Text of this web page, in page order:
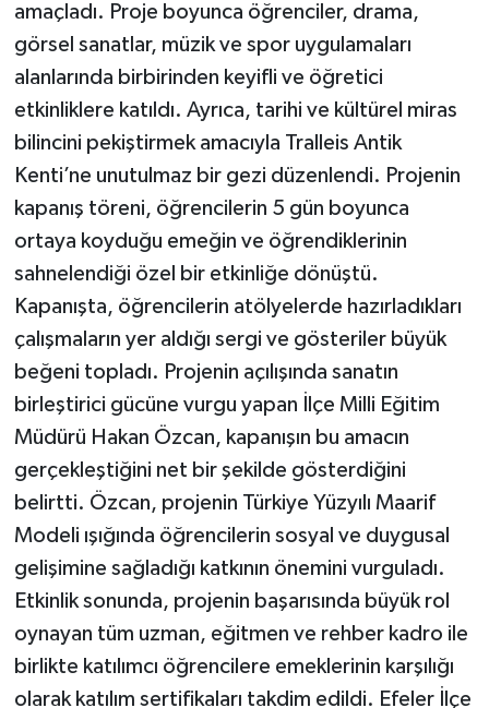
amaçladı. Proje boyunca öğrenciler, drama,
görsel sanatlar, müzik ve spor uygulamaları
alanlarında birbirinden keyifli ve öğretici
etkinliklere katıldı. Ayrıca, tarihi ve kültürel miras
bilincini pekiştirmek amacıyla Tralleis Antik
Kenti’ne unutulmaz bir gezi düzenlendi. Projenin
kapanış töreni, öğrencilerin 5 gün boyunca
ortaya koyduğu emeğin ve öğrendiklerinin
sahnelendiği özel bir etkinliğe dönüştü.
Kapanışta, öğrencilerin atölyelerde hazırladıkları
çalışmaların yer aldığı sergi ve gösteriler büyük
beğeni topladı. Projenin açılışında sanatın
birleştirici gücüne vurgu yapan İlçe Milli Eğitim
Müdürü Hakan Özcan, kapanışın bu amacın
gerçekleştiğini net bir şekilde gösterdiğini
belirtti. Özcan, projenin Türkiye Yüzyılı Maarif
Modeli ışığında öğrencilerin sosyal ve duygusal
gelişimine sağladığı katkının önemini vurguladı.
Etkinlik sonunda, projenin başarısında büyük rol
oynayan tüm uzman, eğitmen ve rehber kadro ile
birlikte katılımcı öğrencilere emeklerinin karşılığı
olarak katılım sertifikaları takdim edildi. Efeler İlçe